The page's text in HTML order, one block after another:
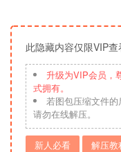
此隐藏内容仅限VIP查
升级为VIP会员，
式拥有。
若图包压缩文件的
请勿在线解压。
新人必看 解压教